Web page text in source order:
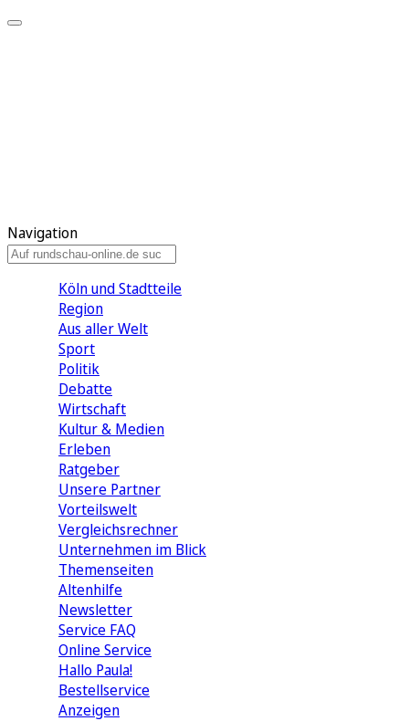
Navigation
Köln und Stadtteile
Region
Aus aller Welt
Sport
Politik
Debatte
Wirtschaft
Kultur & Medien
Erleben
Ratgeber
Unsere Partner
Vorteilswelt
Vergleichsrechner
Unternehmen im Blick
Themenseiten
Altenhilfe
Newsletter
Service FAQ
Online Service
Hallo Paula!
Bestellservice
Anzeigen